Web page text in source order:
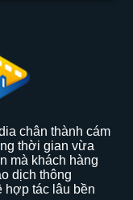
chân thành cám
thời gian vừa
mà khách hàng
dịch thông
hợp tác lâu bền